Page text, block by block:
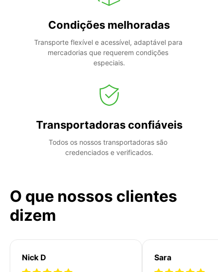
Condições melhoradas
Transporte flexível e acessível, adaptável para
mercadorias que requerem condições
especiais.
Transportadoras confiáveis
Todos os nossos transportadoras são
credenciados e verificados.
O que nossos clientes
dizem
Nick D Sara